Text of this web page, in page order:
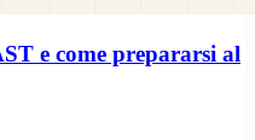
e come prepararsi al